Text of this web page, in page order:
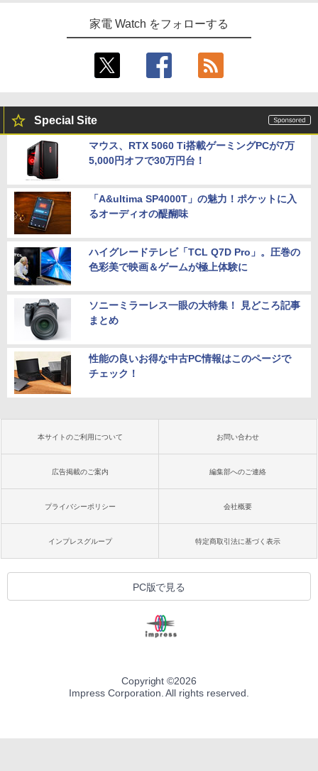
家電 Watch をフォローする
Special Site
マウス、RTX 5060 Ti搭載ゲーミングPCが7万
5,000円オフで30万円台！
「A&ultima SP4000T」の魅力！ポケットに入
るオーディオの醍醐味
ハイグレードテレビ「TCL Q7D Pro」。圧巻の
色彩美で映画＆ゲームが極上体験に
ソニーミラーレス一眼の大特集！ 見どころ記事
まとめ
性能の良いお得な中古PC情報はこのページで
チェック！
本サイトのご利用について お問い合わせ
広告掲載のご案内 編集部へのご連絡
プライバシーポリシー 会社概要
インプレスグループ 特定商取引法に基づく表示
PC版で見る
Copyright ©2026
Impress Corporation. All rights reserved.